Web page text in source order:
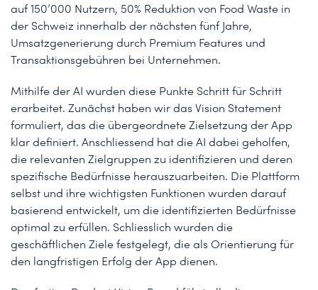
auf 150’000 Nutzern, 50% Reduktion von Food Waste in
der Schweiz innerhalb der nächsten fünf Jahre,
Umsatzgenerierung durch Premium Features und
Transaktionsgebühren bei Unternehmen.
Mithilfe der AI wurden diese Punkte Schritt für Schritt
erarbeitet. Zunächst haben wir das Vision Statement
formuliert, das die übergeordnete Zielsetzung der App
klar definiert. Anschliessend hat die AI dabei geholfen,
die relevanten Zielgruppen zu identifizieren und deren
spezifische Bedürfnisse herauszuarbeiten. Die Plattform
selbst und ihre wichtigsten Funktionen wurden darauf
basierend entwickelt, um die identifizierten Bedürfnisse
optimal zu erfüllen. Schliesslich wurden die
geschäftlichen Ziele festgelegt, die als Orientierung für
den langfristigen Erfolg der App dienen.